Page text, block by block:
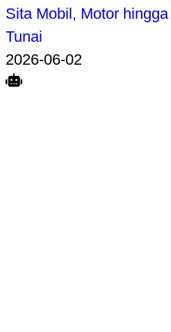
Sita Mobil, Motor
Tunai
2026-06-02